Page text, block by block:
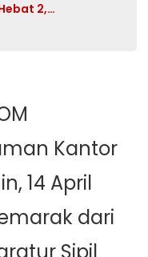
2,
Kantor
14 April
dari